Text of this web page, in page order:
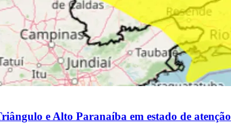
e Alto Paranaíba em estado de atenção